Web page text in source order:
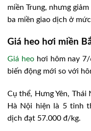
miền Trung, nhưng
ba miền giao dịch ở
Giá heo hơi miền
Giá heohơi hôm nay 7/
biến động mới so với
Cụ thể, Hưng Yên, Thái
Hà Nội hiện là 5 tỉnh
dịch đạt 57.000 đ/kg.